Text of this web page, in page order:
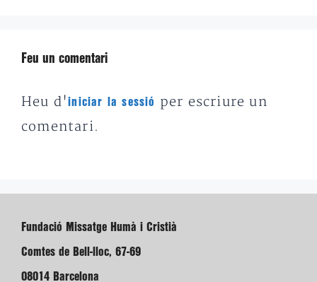
Feu un comentari
Heu d'iniciar la sessió
per escriure un
comentari.
Fundació Missatge Humà i Cristià
Comtes de Bell-lloc, 67-69
08014 Barcelona